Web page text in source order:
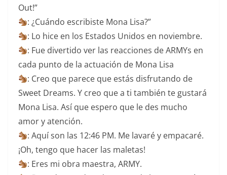
Out!”
: ¿Cuándo escribiste Mona Lisa?”
: Lo hice en los Estados Unidos en noviembre.
: Fue divertido ver las reacciones de ARMYs en
cada punto de la actuación de Mona Lisa
: Creo que parece que estás disfrutando de
Sweet Dreams. Y creo que a ti también te gustará
Mona Lisa. Así que espero que le des mucho
amor y atención.
: Aquí son las 12:46 PM. Me lavaré y empacaré.
¡Oh, tengo que hacer las maletas!
: Eres mi obra maestra, ARMY.